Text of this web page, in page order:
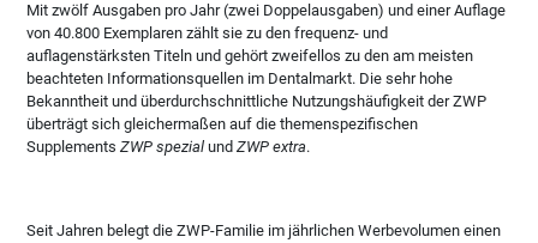
Mit zwölf Ausgaben pro Jahr (zwei Doppelausgaben) und einer Auflage
von 40.800 Exemplaren zählt sie zu den frequenz- und
auflagenstärksten Titeln und gehört zweifellos zu den am meisten
beachteten Informationsquellen im Dentalmarkt. Die sehr hohe
Bekanntheit und überdurchschnittliche Nutzungshäufigkeit der ZWP
überträgt sich gleichermaßen auf die themenspezifischen
SupplementsZWP spezial undZWP extra.
Seit Jahren belegt die ZWP-Familie im jährlichen Werbevolumen einen